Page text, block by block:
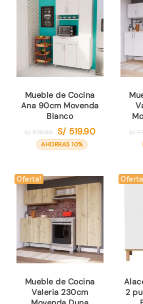
Mueble de Cocina
Ana 90cm Movenda
Blanco
S/579.90
El
precio
S/ 579.90.
S/ 519.90El
S/ 519.90.
AHORRAS 10%
S/
Oferta!
Mueble de Cocina
Valeria 230cm
2